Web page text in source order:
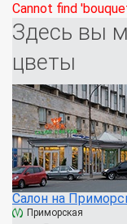
Cannot find
Здесь вы
цветы
Салон на
Приморская